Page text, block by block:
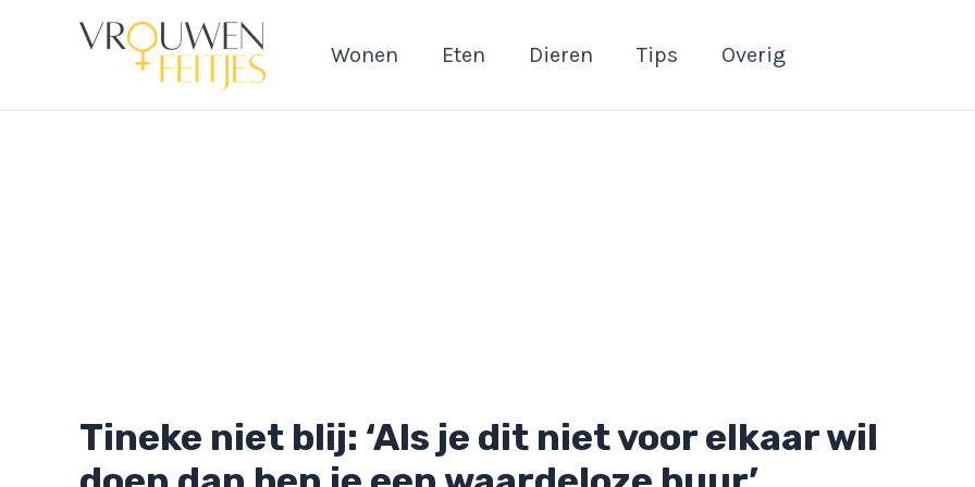
Wonen Eten Dieren Tips Overig
Tineke niet blij: ‘Als je dit niet voor elkaar wil